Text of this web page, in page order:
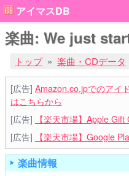
アイマスDB
楽曲: We just
トップ 楽曲・CDデータ
[広告] Amazon.co.jpでのアイ
はこちらから
[広告]
【楽天市場】Apple
[広告]
【楽天市場】Google
楽曲情報